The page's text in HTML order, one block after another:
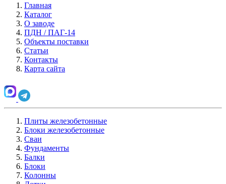
Главная
Каталог
О заводе
ПДН / ПАГ-14
Объекты поставки
Статьи
Контакты
Карта сайта
Плиты железобетонные
Блоки железобетонные
Сваи
Фундаменты
Балки
Блоки
Колонны